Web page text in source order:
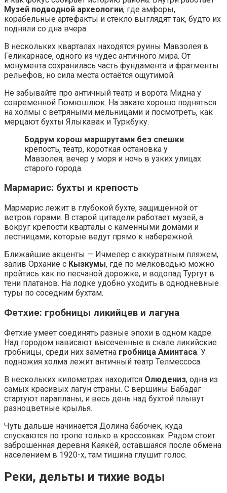
Музей подводной археологии, где амфоры,
корабельные артефакты и стекло выглядят так, будто их
подняли со дна вчера.
В нескольких кварталах находятся руины Мавзолея в
Геликарнасе, одного из чудес античного мира. От
монумента сохранилась часть фундамента и фрагменты
рельефов, но сила места остаётся ощутимой.
Не забывайте про античный театр и ворота Мидна у
современной Гюмюшлюк. На закате хорошо подняться
на холмы с ветряными мельницами и посмотреть, как
мерцают бухты Ялыкавак и Туркбуку.
Бодрум хорош маршрутами без спешки:
крепость, театр, короткая остановка у
Мавзолея, вечер у моря и ночь в узких улицах
старого города.
Мармариc: бухты и крепость
Мармариc лежит в глубокой бухте, защищённой от
ветров горами. В старой цитадели работает музей, а
вокруг крепости кварталы с каменными домами и
лестницами, которые ведут прямо к набережной.
Ближайшие акценты — Ичмелер с аккуратным пляжем,
залив Орхание с Кызкумы, где по мелководью можно
пройтись как по песчаной дорожке, и водопад Тургут в
тени платанов. На лодке удобно уходить в однодневные
туры по соседним бухтам.
Фетхие: гробницы ликийцев и лагуна
Фетхие умеет соединять разные эпохи в одном кадре.
Над городом нависают высеченные в скале ликийские
гробницы, среди них заметна гробница Аминтаса. У
подножия холма лежит античный театр Телмессоса.
В нескольких километрах находится Олюдениз, одна из
самых красивых лагун страны. С вершины Бабадаг
стартуют парапланы, и весь день над бухтой плывут
разноцветные крылья.
Чуть дальше начинается Долина бабочек, куда
спускаются по тропе только в кроссовках. Рядом стоит
заброшенная деревня Каякёй, оставшаяся после обмена
населением в 1920-х, там тишина глушит голос.
Реки, дельты и тихие воды